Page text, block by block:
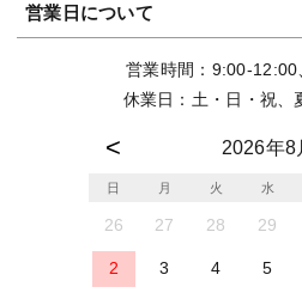
営業日について
営業時間：9:00-
休業日：土・日・祝、
2026年8
日 月 火 水
26 27 28 29
2 3 4 5